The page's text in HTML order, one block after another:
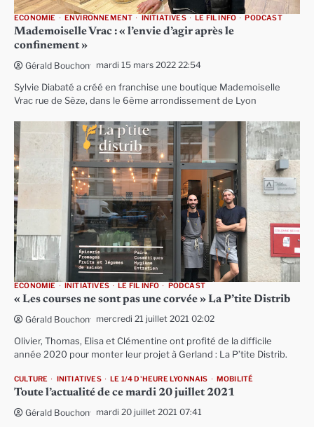
ECONOMIE ENVIRONNEMENT INITIATIVES LE FIL INFO PODCAST
Mademoiselle Vrac : « l’envie d’agir après le
confinement »
Gérald Bouchon mardi 15 mars 2022 22:54
Sylvie Diabaté a créé en franchise une boutique Mademoiselle
Vrac rue de Sèze, dans le 6ème arrondissement de Lyon
ECONOMIE INITIATIVES LE FIL INFO PODCAST
« Les courses ne sont pas une corvée » La P’tite Distrib
Gérald Bouchon mercredi 21 juillet 2021 02:02
Olivier, Thomas, Elisa et Clémentine ont profité de la difficile
année 2020 pour monter leur projet à Gerland : La P’tite Distrib.
CULTURE INITIATIVES LE 1/4 D'HEURE LYONNAIS MOBILITÉ
Toute l’actualité de ce mardi 20 juillet 2021
Gérald Bouchon mardi 20 juillet 2021 07:41